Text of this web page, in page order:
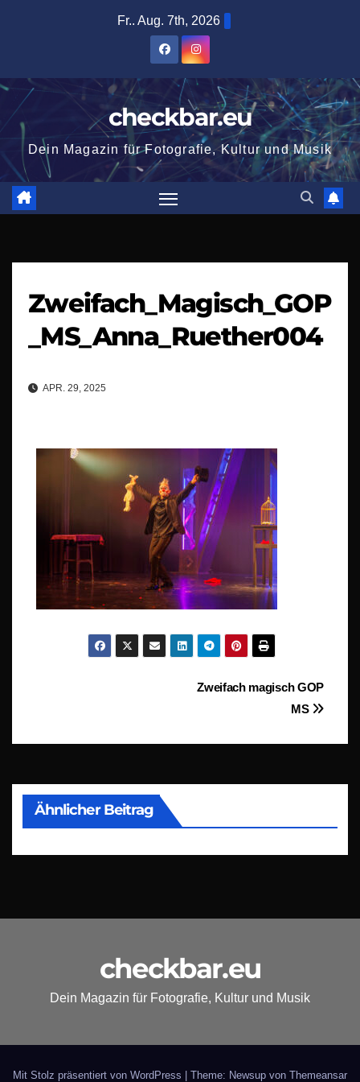
Fr.. Aug. 7th, 2026
checkbar.eu
Dein Magazin für Fotografie, Kultur und Musik
Zweifach_Magisch_GOP
_MS_Anna_Ruether004
APR. 29, 2025
Beitragsnavigation
Zweifach magisch GOP
MS
Ähnlicher Beitrag
checkbar.eu
Dein Magazin für Fotografie, Kultur und Musik
Mit Stolz präsentiert von WordPress | Theme: Newsup von Themeansar